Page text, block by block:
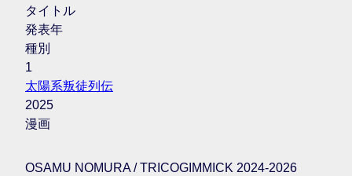
タイトル
発表年
種別
1
太陽系叛徒列伝
2025
漫画
OSAMU NOMURA / TRICOGIMMICK 2024-2026